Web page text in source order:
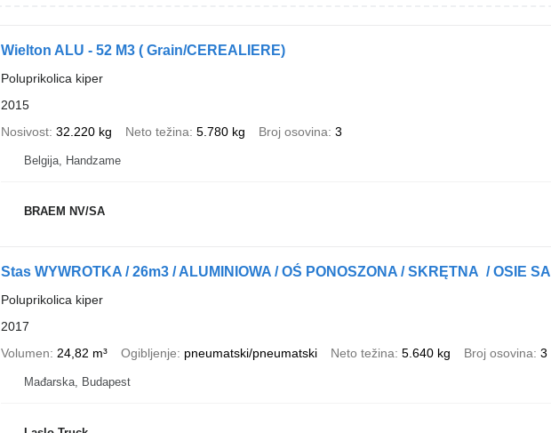
Wielton ALU - 52 M3 ( Grain/CEREALIERE)
Poluprikolica kiper
2015
Nosivost 32.220 kg Neto težina 5.780 kg Broj osovina 3
Belgija, Handzame
BRAEM NV/SA
Stas WYWROTKA / 26m3 / ALUMINIOWA / OŚ PONOSZONA / SKRĘTNA / OSIE SA
Poluprikolica kiper
2017
Volumen
24,82 m³ Ogibljenje pneumatski/pneumatski Neto težina 5.640 kg Broj osovina 3
Mađarska, Budapest